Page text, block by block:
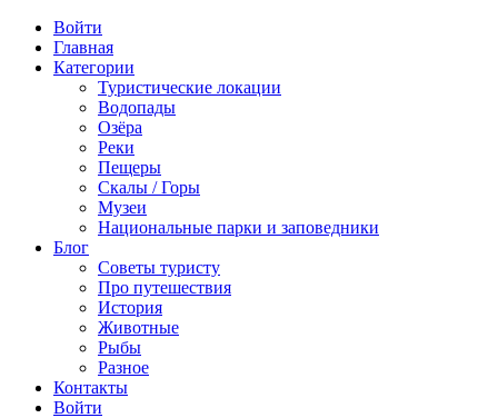
Войти
Главная
Категории
Туристические локации
Водопады
Озёра
Реки
Пещеры
Скалы / Горы
Музеи
Национальные парки и заповедники
Блог
Советы туристу
Про путешествия
История
Животные
Рыбы
Разное
Контакты
Войти